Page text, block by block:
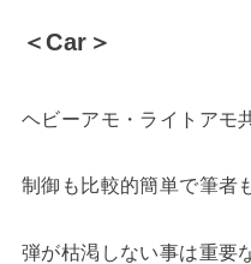
＜Car＞
ヘビーアモ・ライトアモ
制御も比較的簡単で筆者
弾が枯渇しない事は重要